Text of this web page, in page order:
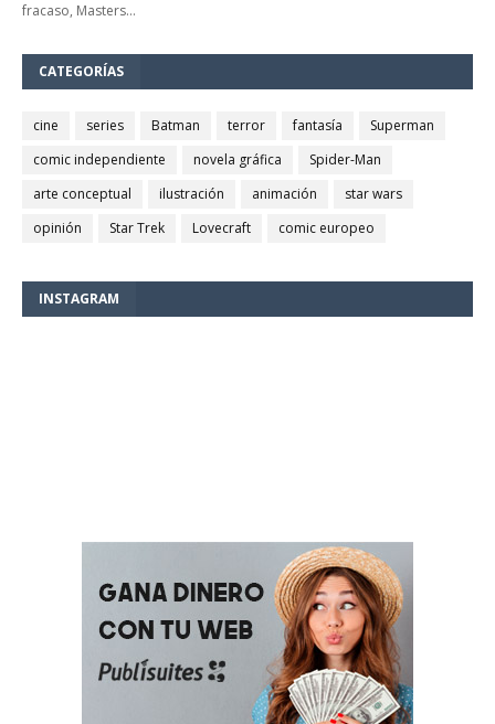
fracaso, Masters…
CATEGORÍAS
cine series Batman terror fantasía
Superman
comic independiente
novela gráfica
Spider-Man
arte conceptual
ilustración animación
star wars
opinión
Star Trek Lovecraft comic europeo
INSTAGRAM